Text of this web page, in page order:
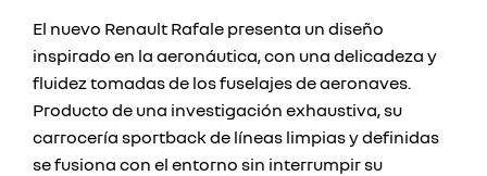
El nuevo Renault Rafale presenta un diseño
inspirado en la aeronáutica, con una delicadeza y
fluidez tomadas de los fuselajes de aeronaves.
Producto de una investigación exhaustiva, su
carrocería sportback de líneas limpias y definidas
se fusiona con el entorno sin interrumpir su